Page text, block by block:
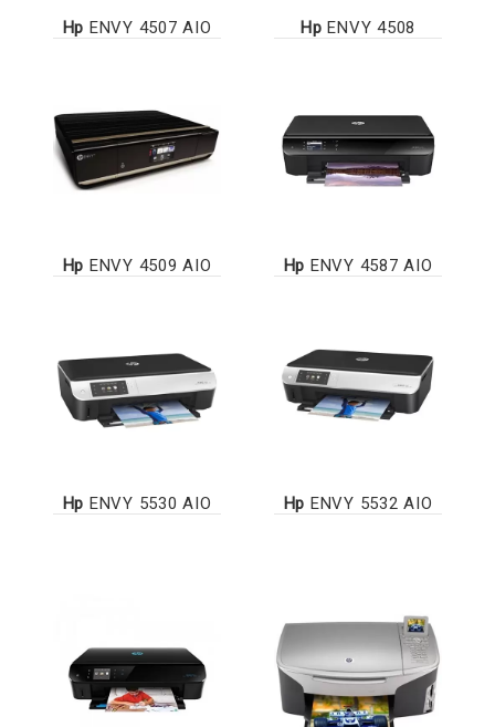
Hp ENVY 4507 AIO Hp ENVY 4508
Hp ENVY 4509 AIO Hp ENVY 4587 AIO
Hp ENVY 5530 AIO Hp ENVY 5532 AIO